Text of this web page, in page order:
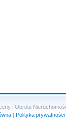
i Obrotu
| Polityka prywatności